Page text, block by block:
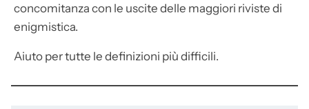
concomitanza con le uscite delle maggiori riviste di
enigmistica.
Aiuto per tutte le definizioni più difficili.